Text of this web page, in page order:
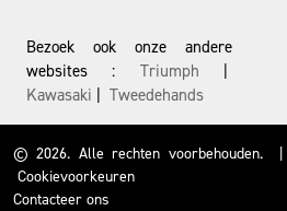
Bezoek ook onze andere
websites : Triumph |
Kawasaki | Tweedehands
© 2026. Alle rechten voorbehouden.
Cookievoorkeuren
Contacteer ons